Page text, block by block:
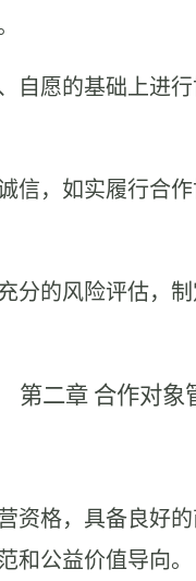
自愿的基础上进
信，如实履行合
分的风险评估，
第二章 合作对象
资格，具备良好
和公益价值导向。